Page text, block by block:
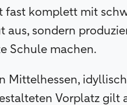
fast komplett mit
aus, sondern
Schule machen.
Mittelhessen,
Vorplatz gilt